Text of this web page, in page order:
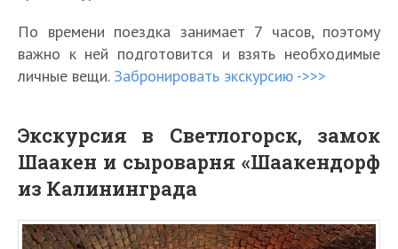
По времени поездка занимает 7 часов, поэтому
важно к ней подготовится и взять необходимые
личные вещи. Забронировать экскурсию ->>>
Экскурсия в Светлогорск, замок
Шаакен и сыроварня «Шаакендорф
из Калининграда